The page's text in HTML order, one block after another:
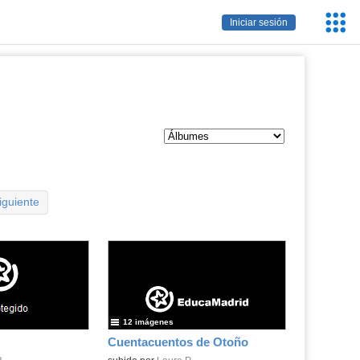
Iniciar sesión
Cuentacuentos de Otoño
12 imágenes